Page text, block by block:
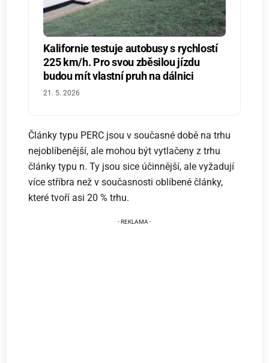
Kalifornie testuje autobusy s rychlostí
225 km/h. Pro svou zběsilou jízdu
budou mít vlastní pruh na dálnici
21. 5. 2026
Články typu PERC jsou v současné době na trhu
nejoblíbenější, ale mohou být vytlačeny z trhu
články typu n. Ty jsou sice účinnější, ale vyžadují
více stříbra než v současnosti oblíbené články,
které tvoří asi 20 % trhu.